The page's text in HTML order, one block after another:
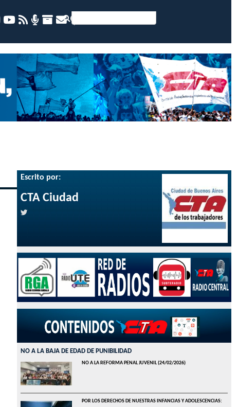
Escrito por:
CTA Ciudad
NO A LA BAJA DE EDAD DE PUNIBILIDAD
NO A LA REFORMA PENAL JUVENIL(24/02/2026)
POR LOS DERECHOS DE NUESTRAS INFANCIAS Y ADOLESCENCIAS: